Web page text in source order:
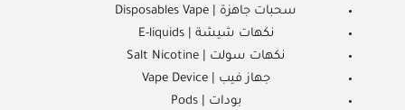
سحبات جاهزة | Disposables Vape
نكهات شيشة | E-liquids
نكهات سولت | Salt Nicotine
جهاز فيب | Vape Device
بودات | Pods